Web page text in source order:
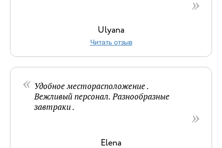
Ulyana
Читать отзыв
Удобное месторасположение .
Вежливый персонал. Разнообразные
завтраки .
Elena